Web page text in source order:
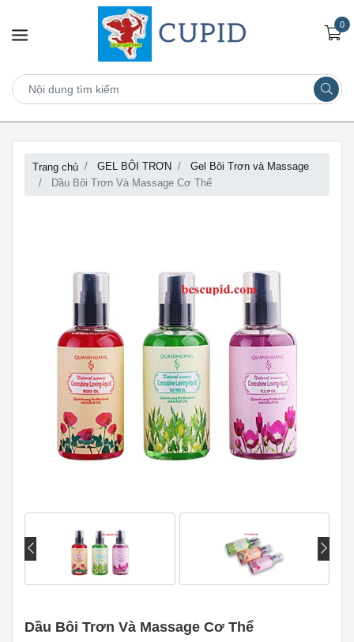
0
Trang chủ GEL BÔI TRƠN
Gel Bôi Trơn và Massage
Dầu Bôi Trơn Và Massage Cơ Thể
Dầu Bôi Trơn Và Massage Cơ Thể